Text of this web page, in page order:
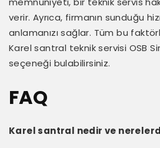
verir. Ayrıca, firmanın sunduğu
anlamanızı sağlar. Tüm bu
Karel santral teknik servisi OSB
seçeneği bulabilirsiniz.
FAQ
Karel santral nedir ve